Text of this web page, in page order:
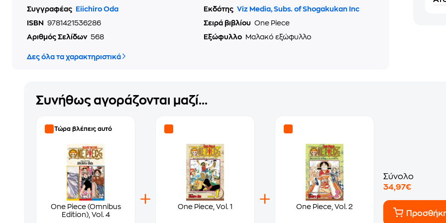
Συγγραφέας Eiichiro Oda Εκδότης Viz Media, Subs. of Shogakukan Inc
ISBN
9781421536286 Σειρά βιβλίου One Piece
Αριθμός Σελίδων 568 Εξώφυλλο Μαλακό εξώφυλλο
Δες όλα τα χαρακτηριστικά
Συνήθως αγοράζονται μαζί...
Τώρα βλέπεις αυτό
One Piece (Omnibus
Edition), Vol. 4
One Piece, Vol. 1 One Piece, Vol. 2
Σύνολο
34,97€